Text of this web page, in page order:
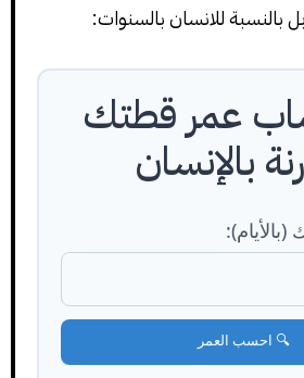
بالنسبة للانسان بالسنوات:
عمر قطتك
بالإنسان
🔍 احسب العمر